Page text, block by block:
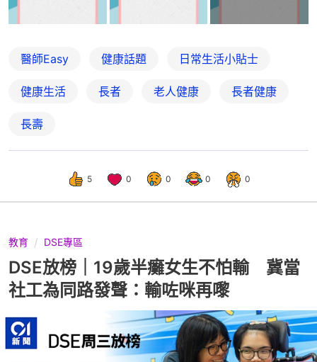
醫師Easy 健康話題 日常生活小貼士
健康生活 長者 老人健康 長者健康
長壽
5 0 0 0 0
教育 DSE專區
DSE放榜｜19歲半癱女生不怕輸 冀當
社工為同路發聲：輸咗咪再嚟